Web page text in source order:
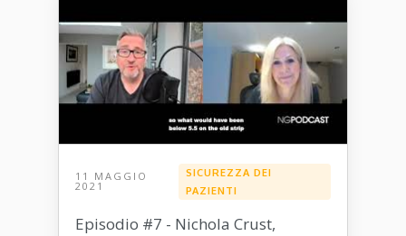
11 MAGGIO
2021
SICUREZZA DEI
PAZIENTI
Episodio #7 - Nichola Crust,